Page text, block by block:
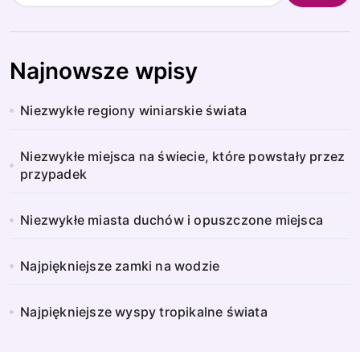
Najnowsze wpisy
Niezwykłe regiony winiarskie świata
Niezwykłe miejsca na świecie, które powstały przez
przypadek
Niezwykłe miasta duchów i opuszczone miejsca
Najpiękniejsze zamki na wodzie
Najpiękniejsze wyspy tropikalne świata